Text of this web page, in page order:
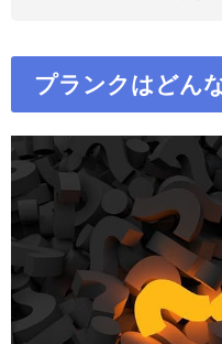
プランクはどん